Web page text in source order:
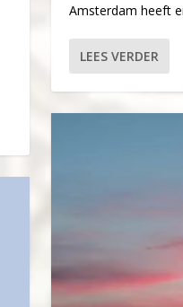
Amsterdam heeft
LEES VERDER